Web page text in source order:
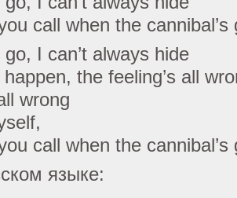
call when the cannibal’s
go, I can’t always hide
happen, the feeling’s all
wrong
call when the cannibal’s
языке: